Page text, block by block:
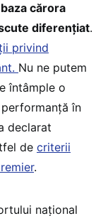
cărora
diferențiat.
privind
Nu ne putem
întâmple o
în
declarat
de criterii
.
național